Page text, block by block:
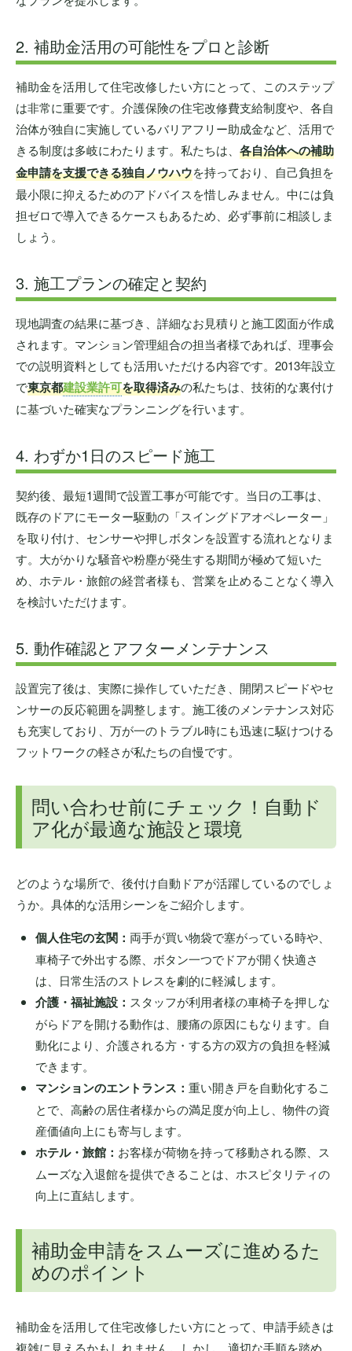
2. 補助金活用の可能性をプロと診断
補助金を活用して住宅改修したい方にとって、このステップ
は非常に重要です。介護保険の住宅改修費支給制度や、各自
治体が独自に実施しているバリアフリー助成金など、活用で
きる制度は多岐にわたります。私たちは、 各自治体への補助
金申請を支援できる独自ノウハウを持っており、自己負担を
最小限に抑えるためのアドバイスを惜しみません。中には負
担ゼロで導入できるケースもあるため、必ず事前に相談しま
しょう。
3. 施工プランの確定と契約
現地調査の結果に基づき、詳細なお見積りと施工図面が作成
されます。マンション管理組合の担当者様であれば、理事会
での説明資料としても活用いただける内容です。2013年設立
で東京都建設業許可を取得済みの私たちは、技術的な裏付け
に基づいた確実なプランニングを行います。
4. わずか1日のスピード施工
契約後、最短1週間で設置工事が可能です。当日の工事は、
既存のドアにモーター駆動の「スイングドアオペレーター」
を取り付け、センサーや押しボタンを設置する流れとなりま
す。大がかりな騒音や粉塵が発生する期間が極めて短いた
め、ホテル・旅館の経営者様も、営業を止めることなく導入
を検討いただけます。
5. 動作確認とアフターメンテナンス
設置完了後は、実際に操作していただき、開閉スピードやセ
ンサーの反応範囲を調整します。施工後のメンテナンス対応
も充実しており、万が一のトラブル時にも迅速に駆けつける
フットワークの軽さが私たちの自慢です。
問い合わせ前にチェック！自動ド
ア化が最適な施設と環境
どのような場所で、後付け自動ドアが活躍しているのでしょ
うか。具体的な活用シーンをご紹介します。
個人住宅の玄関： 両手が買い物袋で塞がっている時や、
車椅子で外出する際、ボタン一つでドアが開く快適さ
は、日常生活のストレスを劇的に軽減します。
介護・福祉施設： スタッフが利用者様の車椅子を押しな
がらドアを開ける動作は、腰痛の原因にもなります。自
動化により、介護される方・する方の双方の負担を軽減
できます。
マンションのエントランス： 重い開き戸を自動化するこ
とで、高齢の居住者様からの満足度が向上し、物件の資
産価値向上にも寄与します。
ホテル・旅館： お客様が荷物を持って移動される際、ス
ムーズな入退館を提供できることは、ホスピタリティの
向上に直結します。
補助金申請をスムーズに進めるた
めのポイント
補助金を活用して住宅改修したい方にとって、申請手続きは
複雑に見えるかもしれません。しかし、適切な手順を踏め